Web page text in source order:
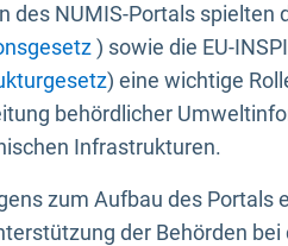
des NUMIS-Portals
) sowie die EU-
) eine wichtige
behördlicher
Infrastrukturen.
zum Aufbau des
der Behörden